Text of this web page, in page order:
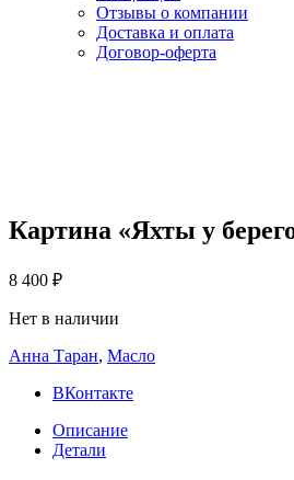
Отзывы о компании
Доставка и оплата
Договор-оферта
Картина «Яхты у
8 400 ₽
Нет в наличии
Анна Таран, Масло
ВКонтакте
Описание
Детали